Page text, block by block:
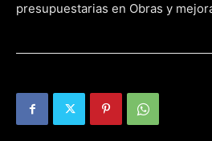
presupuestarias en Obras y